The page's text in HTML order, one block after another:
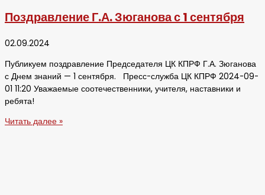
Поздравление Г.А. Зюганова с 1 сентября
02.09.2024
Публикуем поздравление Председателя ЦК КПРФ Г.А. Зюганова
с Днем знаний — 1 сентября. Пресс-служба ЦК КПРФ 2024-09-
01 11:20 Уважаемые соотечественники, учителя, наставники и
ребята!
Читать далее »